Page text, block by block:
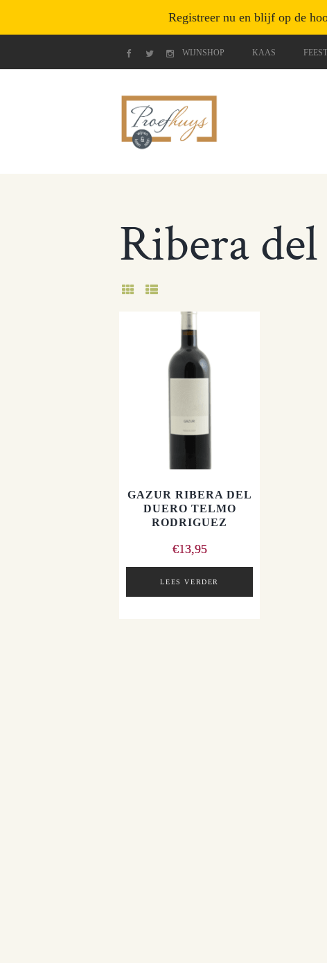
WIJNSHOP KAAS
Ribera
GAZUR RIBERA DEL
DUERO TELMO
RODRIGUEZ
€13,95
LEES VERDER
Registreer nu en blijf op de